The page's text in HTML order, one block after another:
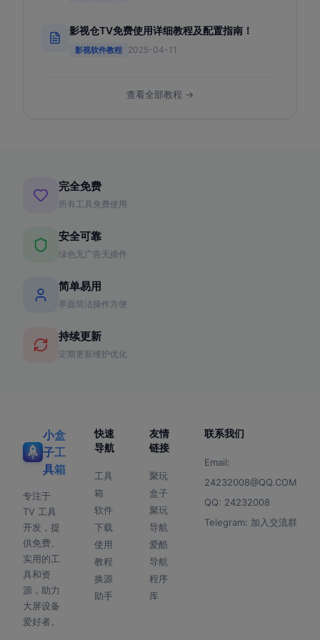
影视仓TV免费使用详细教程及配置指南！
影视软件教程 2025-04-11
查看全部教程 →
完全免费
所有工具免费使用
安全可靠
绿色无广告无插件
简单易用
界面简洁操作方便
持续更新
定期更新维护优化
小盒
子工
具箱
专注于
TV 工具
开发，提
供免费、
实用的工
具和资
源，助力
大屏设备
爱好者。
快速
导航
工具
箱
软件
下载
使用
教程
换源
助手
友情
链接
聚玩
盒子
聚玩
导航
爱酷
导航
程序
库
联系我们
Email:
24232008@QQ.COM
QQ: 24232008
Telegram: 加入交流群